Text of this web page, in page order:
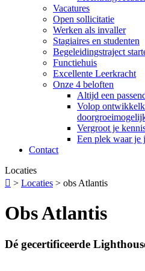
Vacatures
Open sollicitatie
Werken als invaller
Stagiaires en studenten
Begeleidingstraject
Functiehuis
Excellente Leerkracht
Onze 4 beloften
Altijd een
Volop
Vergroot je
Een plek waar je
Contact
Locaties
 > Locaties > obs Atlantis
Obs Atlantis
Dé gecertificeerde